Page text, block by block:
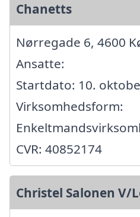
Chanetts
Nørregade 6, 4600
Ansatte:
Startdato: 10.
Virksomhedsform:
CVR: 40852174
Christel Salonen V/